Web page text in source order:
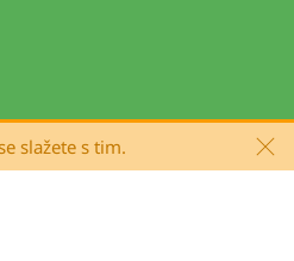
slažete s tim.